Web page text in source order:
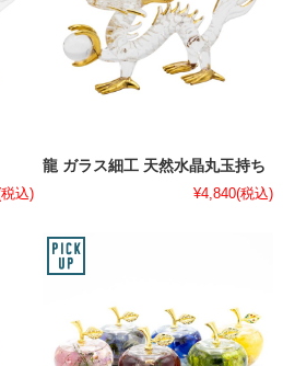
込)
龍 ガラス細工 天然水晶丸玉持ち
¥4,840(税込)